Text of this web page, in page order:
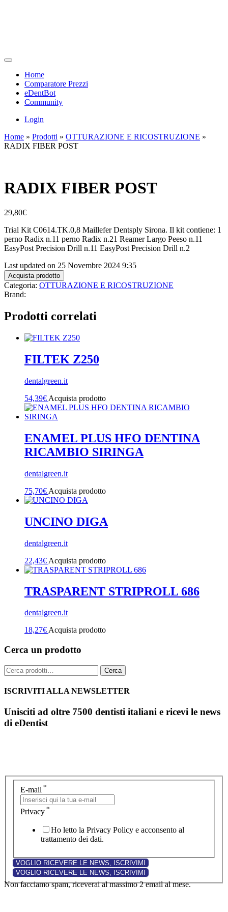
Home
Comparatore Prezzi
eDentBot
Community
Login
Home » Prodotti » OTTURAZIONE E RICOSTRUZIONE »
RADIX FIBER POST
RADIX FIBER POST
29,80€
Trial Kit C0614.TK.0,8 Maillefer Dentsply Sirona. Il kit contiene: 1
perno Radix n.11 perno Radix n.21 Reamer Largo Peeso n.11
EasyPost Precision Drill n.11 EasyPost Precision Drill n.2
Last updated on 25 Novembre 2024 9:35
Acquista prodotto
Categoria: OTTURAZIONE E RICOSTRUZIONE
Brand:
Prodotti correlati
FILTEK Z250
dentalgreen.it
54,39€ Acquista prodotto
ENAMEL PLUS HFO DENTINA
RICAMBIO SIRINGA
dentalgreen.it
75,70€ Acquista prodotto
UNCINO DIGA
dentalgreen.it
22,43€ Acquista prodotto
TRASPARENT STRIPROLL 686
dentalgreen.it
18,27€Acquista prodotto
Cerca un prodotto
Cerca: Cerca
ISCRIVITI ALLA NEWSLETTER
Unisciti ad oltre 7500 dentisti italiani e ricevi le news
di eDentist
E-mail *
Privacy *
Ho letto la Privacy Policy e acconsento al
trattamento dei dati.
Non facciamo spam, riceverai al massimo 2 email al mese.